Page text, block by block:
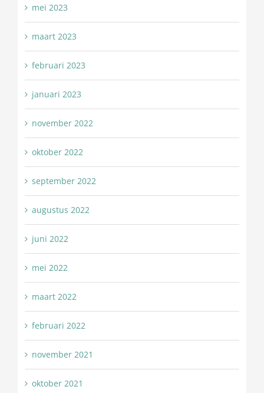
mei 2023
maart 2023
februari 2023
januari 2023
november 2022
oktober 2022
september 2022
augustus 2022
juni 2022
mei 2022
maart 2022
februari 2022
november 2021
oktober 2021